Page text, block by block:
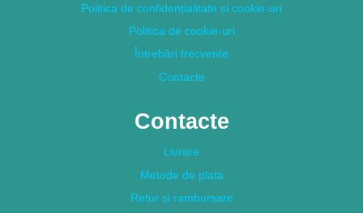
Politica de confidențialitate și cookie-uri
Politica de cookie-uri
Întrebări frecvente
Contacte
Contacte
Livrare
Metode de plata
Retur și rambursare